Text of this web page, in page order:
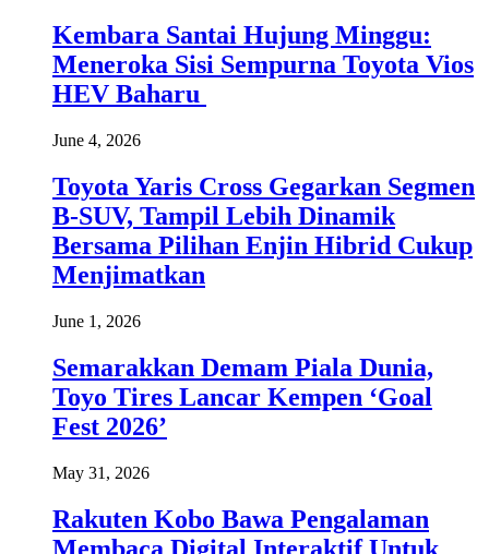
Kembara Santai Hujung Minggu:
Meneroka Sisi Sempurna Toyota Vios
HEV Baharu
June 4, 2026
Toyota Yaris Cross Gegarkan Segmen
B-SUV, Tampil Lebih Dinamik
Bersama Pilihan Enjin Hibrid Cukup
Menjimatkan
June 1, 2026
Semarakkan Demam Piala Dunia,
Toyo Tires Lancar Kempen ‘Goal
Fest 2026’
May 31, 2026
Rakuten Kobo Bawa Pengalaman
Membaca Digital Interaktif Untuk